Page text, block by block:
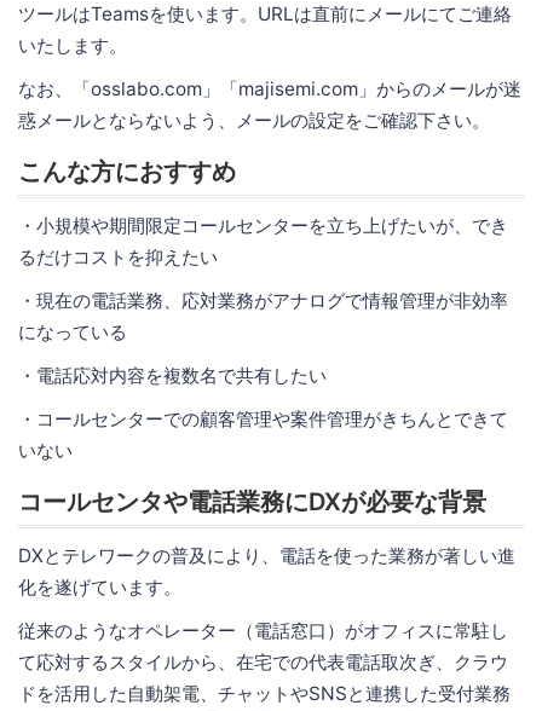
ツールはTeamsを使います。URLは直前にメールにてご連絡
いたします。
なお、「osslabo.com」「majisemi.com」からのメールが迷
惑メールとならないよう、メールの設定をご確認下さい。
こんな方におすすめ
・小規模や期間限定コールセンターを立ち上げたいが、でき
るだけコストを抑えたい
・現在の電話業務、応対業務がアナログで情報管理が非効率
になっている
・電話応対内容を複数名で共有したい
・コールセンターでの顧客管理や案件管理がきちんとできて
いない
コールセンタや電話業務にDXが必要な背景
DXとテレワークの普及により、電話を使った業務が著しい進
化を遂げています。
従来のようなオペレーター（電話窓口）がオフィスに常駐し
て応対するスタイルから、在宅での代表電話取次ぎ、クラウ
ドを活用した自動架電、チャットやSNSと連携した受付業務